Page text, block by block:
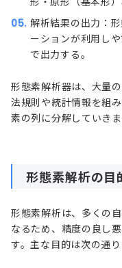
解析結果の出力：
ーションが利用し
で出力する。
形態素解析器は、大量
法規則や統計情報を組
素の列に分解していきま
形態素解析の目
形態素解析は、多くの
なるため、精度の良し
す。主な目的は次の通り